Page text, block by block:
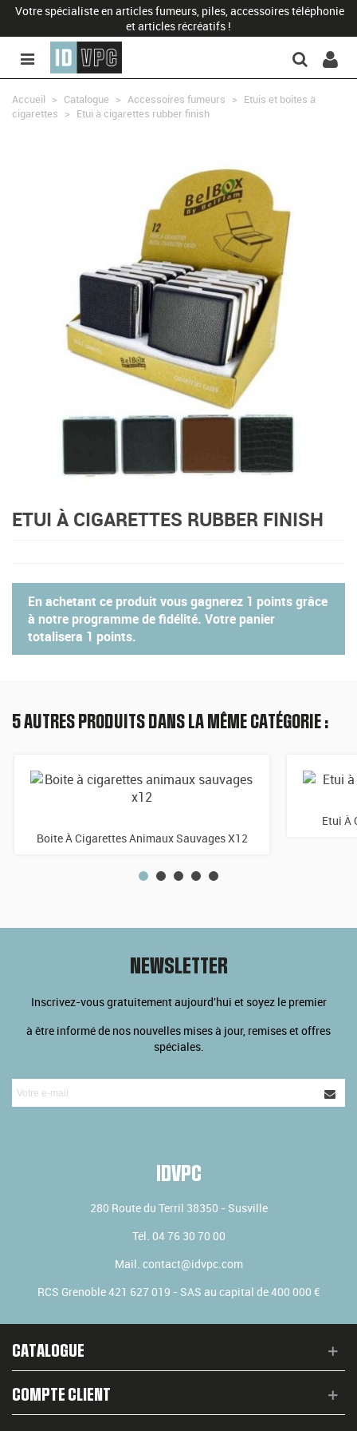
Votre spécialiste en articles fumeurs, piles, accessoires téléphonie
et articles récréatifs !
Accueil > Catalogue > Accessoires fumeurs > Etuis et boites à
cigarettes > Etui à cigarettes rubber finish
ETUI À CIGARETTES RUBBER FINISH
En achetant ce produit vous gagnerez 1 pointsgrâce
à notre programme de fidélité. Votre panier
totalisera 1 points.
5 AUTRES PRODUITS DANS LA MÊME CATÉGORIE :
Boite À Cigarettes Animaux Sauvages X12
Etui À
NEWSLETTER
Inscrivez-vous gratuitement aujourd'hui et soyez le premier
à être informé de nos nouvelles mises à jour, remises et offres
spéciales.
IDVPC
280 Route du Terril 38350 - Susville
Tél. 04 76 30 70 00
Mail. contact@idvpc.com
RCS Grenoble 421 627 019 - SAS au capital de 400 000 €
CATALOGUE
COMPTE CLIENT